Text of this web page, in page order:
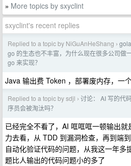
» More topics by sxyclint
sxyclint's recent replies
Replied to a topic by NiGuAnHeShang ›
go 的生态也不丰富，为什么现在很多公司做
go 来实现？
Java 输出费 Token ，部署废内存，一
Replied to a topic by sdjl › 讨论： AI 写的代
序员会被淘汰吗？
已经完全不看了，AI 哐哐哐一顿输出
力去看，从 TDD 到漏洞检查，再到端
自动化验证代码的问题，从我这一年多
题比人输出的代码问题小的多了